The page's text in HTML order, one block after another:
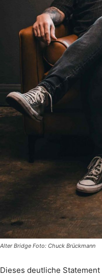
Alter Bridge Foto: Chuck Brückmann
Dieses deutliche